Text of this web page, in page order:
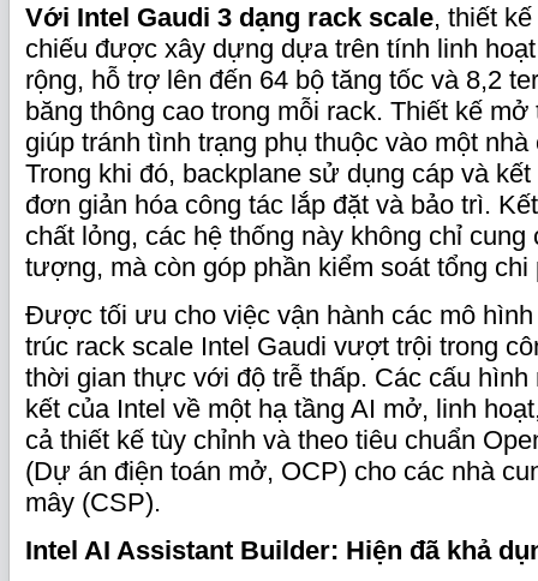
Với Intel Gaudi 3 dạng rack scale, thiết
chiếu được xây dựng dựa trên tính linh
rộng, hỗ trợ lên đến 64 bộ tăng tốc và 8,2
băng thông cao trong mỗi rack. Thiết kế mở
giúp tránh tình trạng phụ thuộc vào một
Trong khi đó, backplane sử dụng cáp và
đơn giản hóa công tác lắp đặt và bảo trì.
chất lỏng, các hệ thống này không chỉ cung
tượng, mà còn góp phần kiểm soát tổng
Được tối ưu cho việc vận hành các mô
trúc rack scale Intel Gaudi vượt trội trong
thời gian thực với độ trễ thấp. Các cấu hình
kết của Intel về một hạ tầng AI mở, linh
cả thiết kế tùy chỉnh và theo tiêu chuẩn
(Dự án điện toán mở, OCP) cho các nhà
mây (CSP).
Intel AI Assistant Builder: Hiện đã khả